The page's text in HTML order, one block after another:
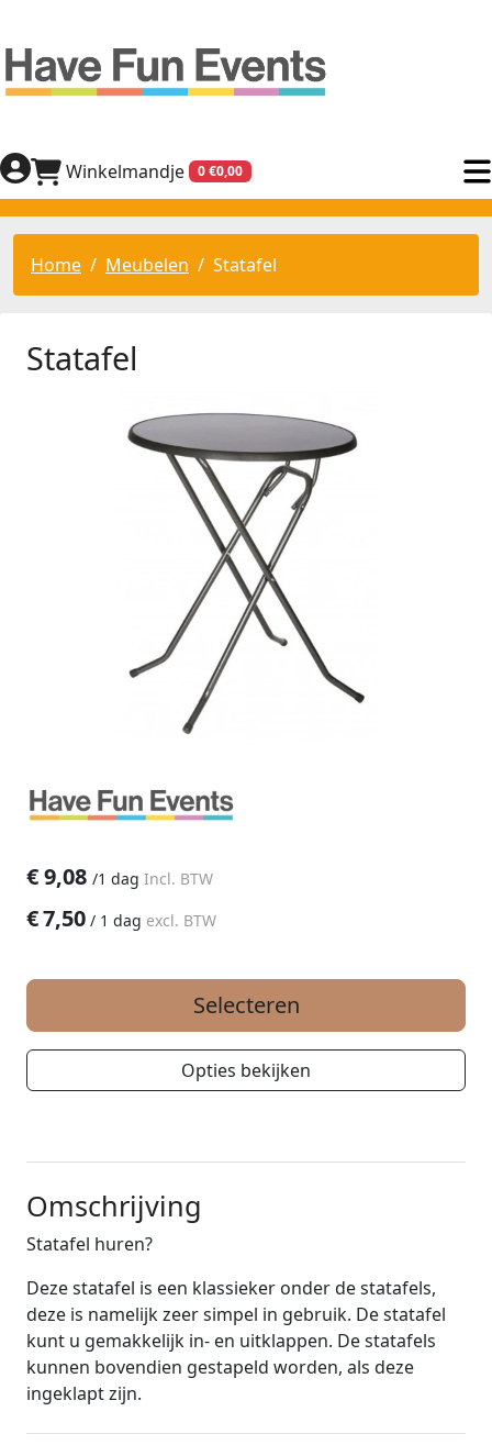
Winkelmandje 0 €0,00
Home Meubelen Statafel
Statafel
€9,08 /1 dag Incl. BTW
€7,50 / 1 dag excl. BTW
Selecteren
Opties bekijken
Omschrijving
Statafel huren?
Deze statafel is een klassieker onder de statafels,
deze is namelijk zeer simpel in gebruik. De statafel
kunt u gemakkelijk in- en uitklappen. De statafels
kunnen bovendien gestapeld worden, als deze
ingeklapt zijn.